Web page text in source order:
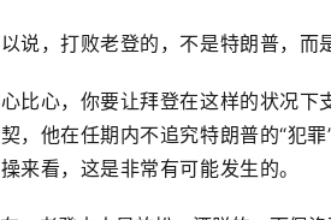
说，打败老登的，不是特朗普，而
比心，你要让拜登在这样的状况
，他在任期内不追究特朗普的“犯
来看，这是非常有可能发生的。